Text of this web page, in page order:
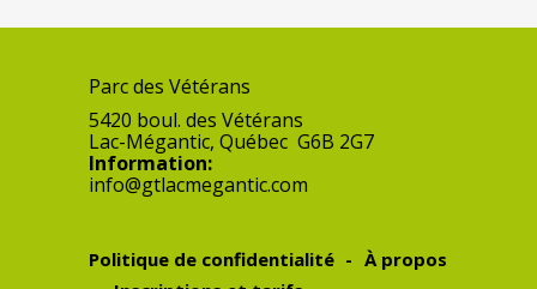
Parc des Vétérans
5420 boul. des Vétérans
Lac-Mégantic, Québec G6B 2G7
Information:
info@gtlacmegantic.com
Politique de confidentialité
À propos